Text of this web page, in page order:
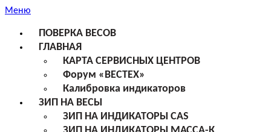
Меню
ПОВЕРКА ВЕСОВ
ГЛАВНАЯ
КАРТА СЕРВИСНЫХ ЦЕНТРОВ
Форум «ВЕСТЕХ»
Калибровка индикаторов
ЗИП НА ВЕСЫ
ЗИП НА ИНДИКАТОРЫ CAS